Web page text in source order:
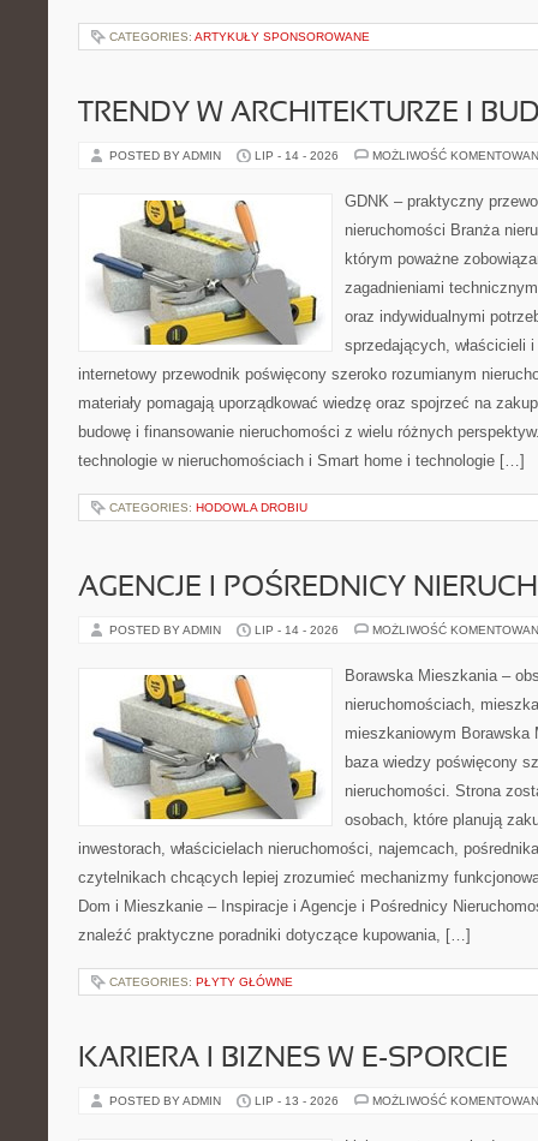
CATEGORIES: ARTYKUŁY SPONSOROWANE
TRENDY W ARCHITEKTURZE I
POSTED BY ADMIN LIP - 14 - 2026 MOŻLIWOŚĆ
GDNK – praktyczny
nieruchomości Branża
którym poważne
zagadnieniami
oraz indywidualnymi
sprzedających, właścicieli
internetowy przewodnik poświęcony szeroko rozumianym
materiały pomagają uporządkować wiedzę oraz spojrzeć na
budowę i finansowanie nieruchomości z wielu różnych
technologie w nieruchomościach i Smart home i technologie […]
CATEGORIES: HODOWLA DROBIU
AGENCJE I POŚREDNICY
POSTED BY ADMIN LIP - 14 - 2026 MOŻLIWOŚĆ
Borawska Mieszkania –
nieruchomościach,
mieszkaniowym Borawska
baza wiedzy poświęcony
nieruchomości. Strona
osobach, które planują
inwestorach, właścicielach nieruchomości, najemcach,
czytelnikach chcących lepiej zrozumieć mechanizmy
Dom i Mieszkanie – Inspiracje i Agencje i Pośrednicy
znaleźć praktyczne poradniki dotyczące kupowania, […]
CATEGORIES: PŁYTY GŁÓWNE
KARIERA I BIZNES W E-SPORCIE
POSTED BY ADMIN LIP - 13 - 2026 MOŻLIWOŚĆ